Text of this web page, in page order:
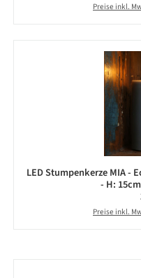
Preise inkl.
LED Stumpenkerze MIA -
- H:
Preise inkl.